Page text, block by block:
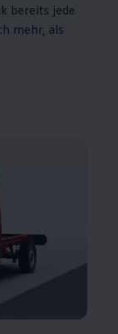
bereits jede
mehr, als